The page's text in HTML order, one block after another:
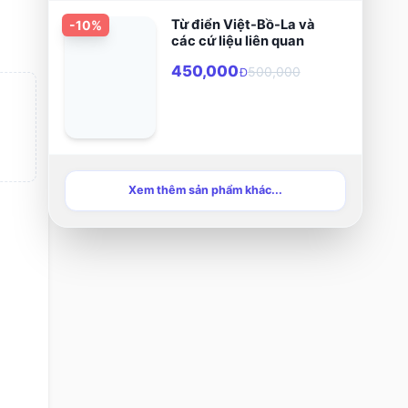
trong đó có
Beatrice, tình yêu
đầu của ông.
-10%
Từ điển Việt-Bồ-La và
các cứ liệu liên quan
450,000Đ500,000
Xem thêm sản phẩm khác...